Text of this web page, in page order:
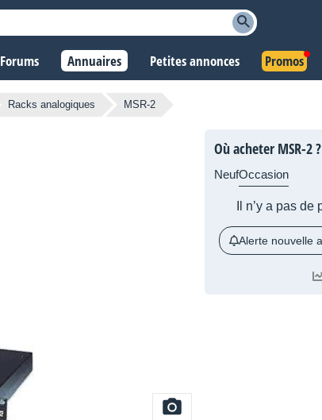
Forums Annuaires Petites annonces Promos
Racks analogiques MSR-2
Où acheter MSR-2 ?
NeufOccasion
Il n’y a pas
Alerte nouvelle